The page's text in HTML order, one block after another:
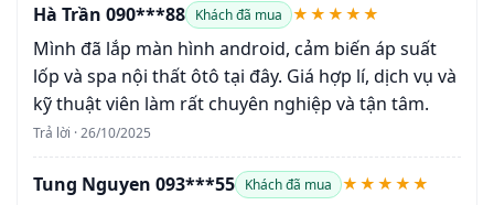
Hà Trần 090***88 Khách đã mua ★★★★★
Mình đã lắp màn hình android, cảm biến áp suất
lốp và spa nội thất ôtô tại đây. Giá hợp lí, dịch vụ và
kỹ thuật viên làm rất chuyên nghiệp và tận tâm.
Trả lời · 26/10/2025
Tung Nguyen 093***55 Khách đã mua ★★★★★